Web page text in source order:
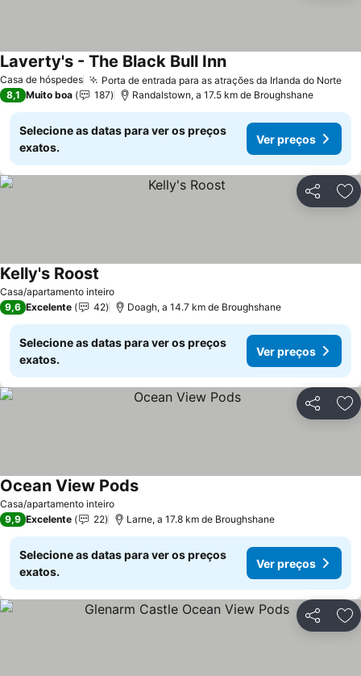
Casa de hóspedes Porta de entrada para as atrações da Irlanda do Norte
Laverty's - The Black Bull InnVer preços
8,1 Muito boa 187 Randalstown, a 17.5 km de Broughshane
Selecione as datas para ver os preços
exatos.
Ver preços
Partilhar
Casa/apartamento inteiro
Kelly's Roost
9,6 Excelente 42 Doagh, a 14.7 km de Broughshane
Selecione as datas para ver os preços
exatos.
Ver preços
Partilhar
Casa/apartamento inteiro
Ocean View PodsVer preços
9,9 Excelente 22 Larne, a 17.8 km de Broughshane
Selecione as datas para ver os preços
exatos.
Ver preços
Partilhar